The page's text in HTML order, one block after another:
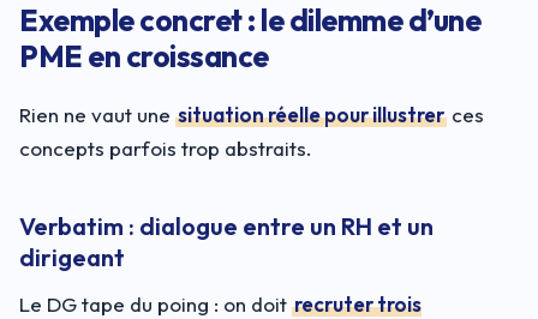
Exemple concret : le dilemme d’une
PME en croissance
Rien ne vaut une situation réelle pour illustrer ces
concepts parfois trop abstraits.
Verbatim : dialogue entre un RH et un
dirigeant
Le DG tape du poing : on doit recruter trois